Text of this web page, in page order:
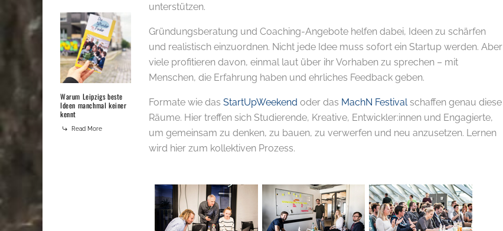
Warum Leipzigs beste
Ideen manchmal keiner
kennt
Read More
unterstützen.
Gründungsberatung und Coaching-Angebote helfen dabei, Ideen zu schärfen
und realistisch einzuordnen. Nicht jede Idee muss sofort ein Startup werden. Aber
viele profitieren davon, einmal laut über ihr Vorhaben zu sprechen – mit
Menschen, die Erfahrung haben und ehrliches Feedback geben.
Formate wie das StartUpWeekend oder das MachN Festival schaffen genau diese
Räume. Hier treffen sich Studierende, Kreative, Entwickler:innen und Engagierte,
um gemeinsam zu denken, zu bauen, zu verwerfen und neu anzusetzen. Lernen
wird hier zum kollektiven Prozess.